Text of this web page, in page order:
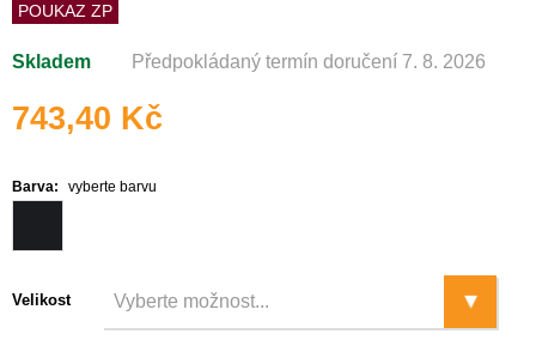
POUKAZ ZP
Skladem Předpokládaný termín doručení 7. 8. 2026
743,40 Kč
Barva: vyberte barvu
Velikost